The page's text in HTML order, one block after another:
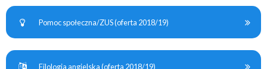
Pomoc społeczna/ZUS (oferta 2018/19)
Filologia angielska (oferta 2018/19)